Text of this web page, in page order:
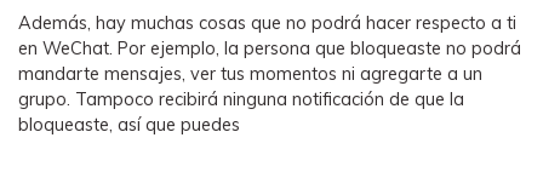
Además, hay muchas cosas que no podrá hacer respecto a ti
en WeChat. Por ejemplo, la persona que bloqueaste no podrá
mandarte mensajes, ver tus momentos ni agregarte a un
grupo. Tampoco recibirá ninguna notificación de que la
bloqueaste, así que puedes